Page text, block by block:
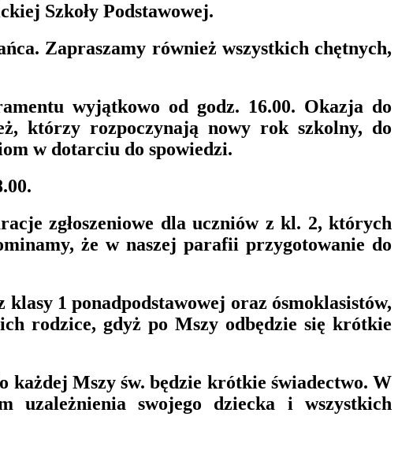
Szkoły Podstawowej.
Zapraszamy również wszystkich chętnych,
wyjątkowo od godz. 16.00. Okazja do
którzy rozpoczynają nowy rok szkolny, do
w dotarciu do spowiedzi.
zgłoszeniowe dla uczniów z kl. 2, których
że w naszej parafii przygotowanie do
klasy 1 ponadpodstawowej oraz ósmoklasistów,
rodzice, gdyż po Mszy odbędzie się krótkie
każdej Mszy św. będzie krótkie świadectwo. W
uzależnienia swojego dziecka i wszystkich